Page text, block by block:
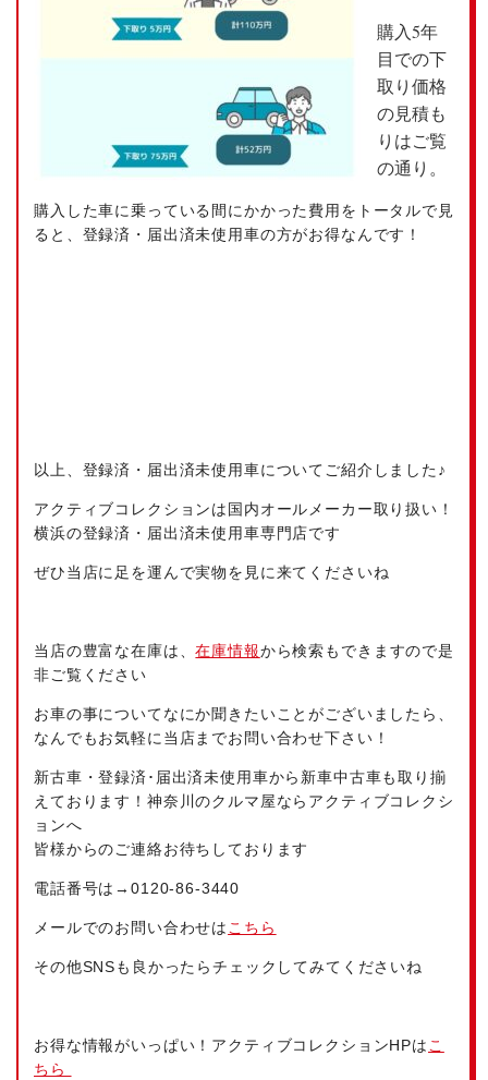
購入5年
目での下
取り価格
の見積も
りはご覧
の通り。
購入した車に乗っている間にかかった費用をトータルで見
ると、登録済・届出済未使用車の方がお得なんです！
以上、登録済・届出済未使用車についてご紹介しました♪
アクティブコレクションは国内オールメーカー取り扱い！
横浜の登録済・届出済未使用車専門店です
ぜひ当店に足を運んで実物を見に来てくださいね
当店の豊富な在庫は、在庫情報から検索もできますので是
非ご覧ください
お車の事についてなにか聞きたいことがございましたら、
なんでもお気軽に当店までお問い合わせ下さい！
新古車・登録済･届出済未使用車から新車中古車も取り揃
えております！神奈川のクルマ屋ならアクティブコレクシ
ョンへ
皆様からのご連絡お待ちしております
電話番号は→0120-86-3440
メールでのお問い合わせはこちら
その他SNSも良かったらチェックしてみてくださいね
お得な情報がいっぱい！アクティブコレクションHPはこ
ちら